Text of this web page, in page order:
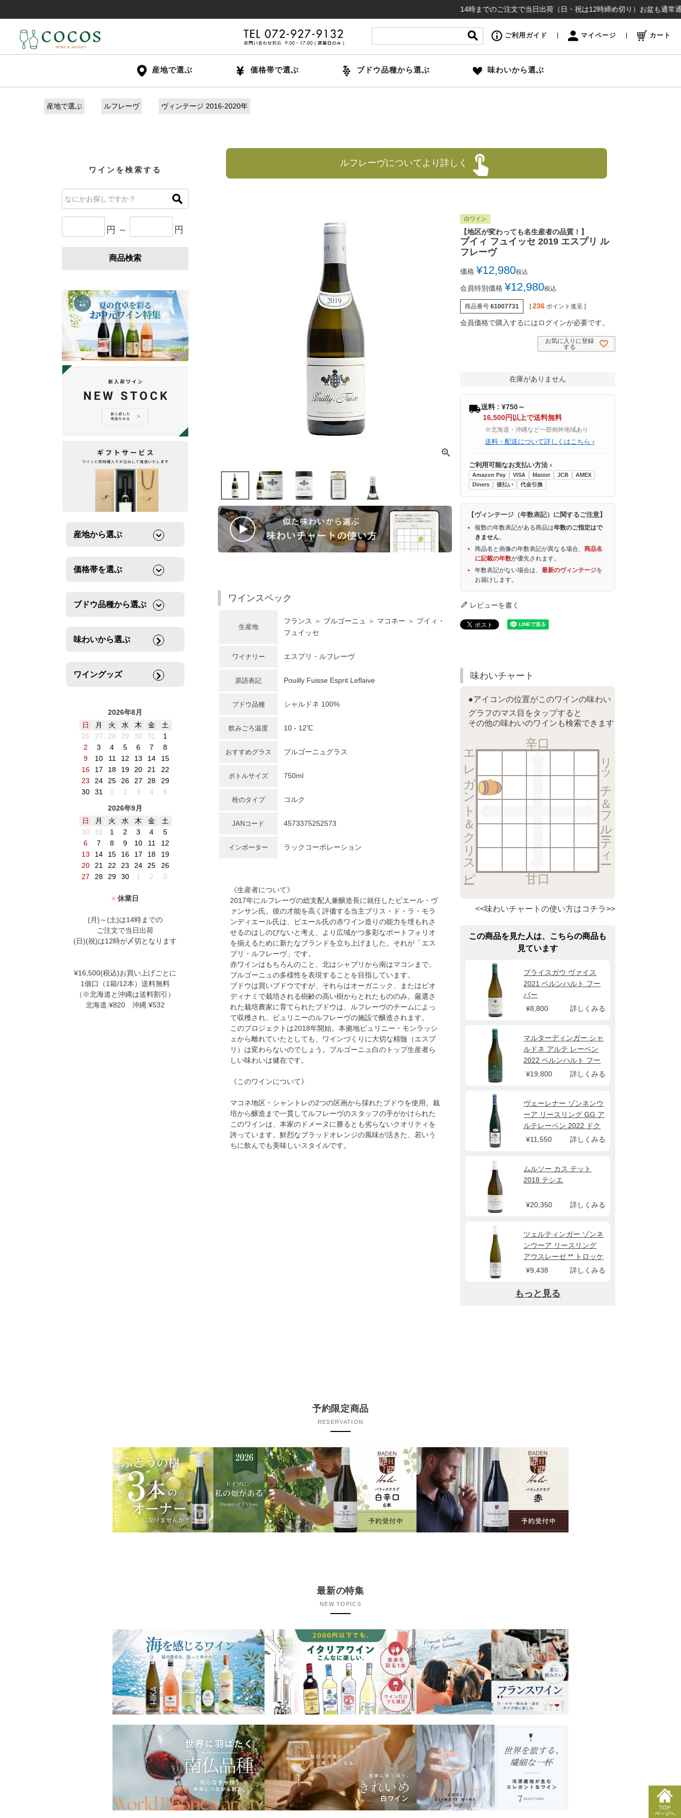
14時までのご注文で当日出荷（日・祝は12時締め切り）お盆も通常通り出
ご利用ガイド マイページ カート
産地で選ぶ 価格帯で選ぶ ブドウ品種から選ぶ 味わいから選ぶ
産地で選ぶ ルフレーヴ ヴィンテージ 2016-2020年
ワインを検索する
円 ～ 円
商品検索
産地から選ぶ
価格帯を選ぶ
ブドウ品種から選ぶ
味わいから選ぶ
ワイングッズ
2026年8月
日
月 火 水 木 金
土
26
27 28 29 30 31
1
2
3 4 5 6 7
8
9
10 11 12 13 14
15
16
17 18 19 20 21
22
23
24 25 26 27 28
29
30
31 1 2 3 4
5
2026年9月
日
月 火 水 木 金
土
30
31 1 2 3 4
5
6
7 8 9 10 11
12
13
14 15 16 17 18
19
20
21 22 23 24 25
26
27
28 29 30 1 2 3
■ 休業日
(月)～(土)は14時までの
ご注文で当日出荷
(日)(祝)は12時が〆切となります
¥16,500(税込)お買い上げごとに
1個口（1箱/12本）送料無料
（※北海道と沖縄は送料割引）
北海道:¥820 沖縄:¥532
ルフレーヴについてより詳しく
ワインスペック
生産地
フランス ＞ ブルゴーニュ
＞ マコネー ＞ プイィ・
フュイッセ
ワイナリー エスプリ・ルフレーヴ
原語表記 Pouilly Fuisse Esprit Leflaive
ブドウ品種 シャルドネ 100%
飲みごろ温度 10 - 12℃
おすすめグラス ブルゴーニュグラス
ボトルサイズ 750ml
栓のタイプ コルク
JANコード 4573375252573
インポーター ラックコーポレーション
《生産者について》
2017年にルフレーヴの総支配人兼醸造長に就任したピエール・ヴ
ァンサン氏。彼の才能を高く評価する当主ブリス・ド・ラ・モラ
ンディエール氏は、ピエール氏の赤ワイン造りの能力を埋もれさ
せるのはしのびないと考え、より広域かつ多彩なポートフォリオ
を揃えるために新たなブランドを立ち上げました。それが「エス
プリ・ルフレーヴ」です。
赤ワインはもちろんのこと、北はシャブリから南はマコンまで、
ブルゴーニュの多様性を表現することを目指しています。
ブドウは買いブドウですが、それらはオーガニック、またはビオ
ディナミで栽培される樹齢の高い樹からとれたもののみ。厳選さ
れた栽培農家に育てられたブドウは、ルフレーヴのチームによっ
て収穫され、ピュリニーのルフレーヴの施設で醸造されます。
このプロジェクトは2018年開始。本拠地ピュリニー・モンラッシ
ェから離れていたとしても、ワインづくりに大切な精髄（エスプ
リ）は変わらないのでしょう。ブルゴーニュ白のトップ生産者ら
しい味わいは健在です。
《このワインについて》
マコネ地区・シャントレの2つの区画から採れたブドウを使用。栽
培から醸造まで一貫してルフレーヴのスタッフの手がかけられた
このワインは、本家のドメーヌに勝るとも劣らないクオリティを
誇っています。鮮烈なブラッドオレンジの風味が活きた、若いう
ちに飲んでも美味しいスタイルです。
白ワイン
【地区が変わっても名生産者の品質！】
プイィ フュイッセ 2019 エスプリ ル
フレーヴ
価格 ¥12,980税込
会員特別価格 ¥12,980税込
商品番号 61007731 [ 236 ポイント進呈 ]
会員価格で購入するにはログインが必要です。
お気に入りに登録
する
在庫がありません
送料 : ¥750～
16,500円以上で送料無料
※北海道・沖縄など一部例外地域あり
送料・配送について詳しくはこちら ›
ご利用可能なお支払い方法 ›
Amazon Pay VISA Master JCB
AMEX
Diners
後払い 代金引換
【ヴィンテージ（年数表記）に関するご注意】
複数の年数表記がある商品は年数のご指定はで
きません。
商品名と画像の年数表記が異なる場合、商品名
に記載の年数が優先されます。
年数表記がない場合は、最新のヴィンテージを
お届けします。
レビューを書く
味わいチャート
●アイコンの位置がこのワインの味わい
グラフのマス目をタップすると
その他の味わいのワインも検索できます
辛口
リッチ＆フルーティー
甘口
エレガント＆クリスピー
<<味わいチャートの使い方はコチラ>>
この商品を見た人は、こちらの商品も
見ています
ブライスガウ ヴァイス
2021 ベルンハルト フー
バー
¥8,800
詳しくみる
マルターディンガー シャ
ルドネ アルテ レーベン
2022 ベルンハルト フー
バー
¥19,800 詳しくみる
ヴェーレナー ゾンネンウ
ーア リースリング GG ア
ルテレーベン 2022 ドク
ター ローゼン
¥11,550 詳しくみる
ムルソー カス テット
2018 テシエ
¥20,350 詳しくみる
ツェルティンガー ゾンネ
ンウーア リースリング
アウスレーゼ ** トロッケ
ン 2022 マーカス モリト
¥9,438 詳しくみる
もっと見る
予約限定商品
RESERVATION
最新の特集
NEW TOPICS